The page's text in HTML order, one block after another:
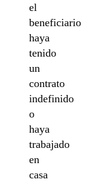
el
beneficiario
haya
tenido
un
contrato
indefinido
o
haya
trabajado
en
casa